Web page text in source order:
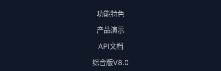
功能特色
产品演示
API文档
综合版V8.0